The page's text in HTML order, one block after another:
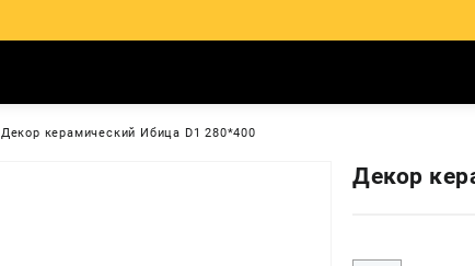
Декор керамический Ибица D1 280*400
Декор